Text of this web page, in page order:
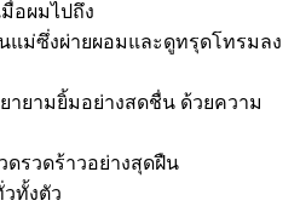
อผมไปถึง
แม่ซึ่งผ่ายผอมและดูทรุดโทรมลง
ายามยิ้มอย่างสดชื่น ด้วยความ
ดรวดร้าวอย่างสุดฝืน
วทั้งตัว